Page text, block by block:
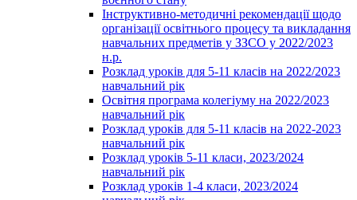
Інструктивно-методичні рекомендації щодо
організації освітнього процесу та викладання
навчальних предметів у ЗЗСО у 2022/2023
н.р.
Розклад уроків для 5-11 класів на 2022/2023
навчальний рік
Освітня програма колегіуму на 2022/2023
навчальний рік
Розклад уроків для 5-11 класів на 2022-2023
навчальний рік
Розклад уроків 5-11 класи, 2023/2024
навчальний рік
Розклад уроків 1-4 класи, 2023/2024